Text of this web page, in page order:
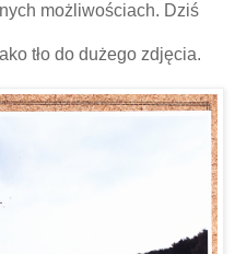
możliwościach. Dziś
tło do dużego zdjęcia.